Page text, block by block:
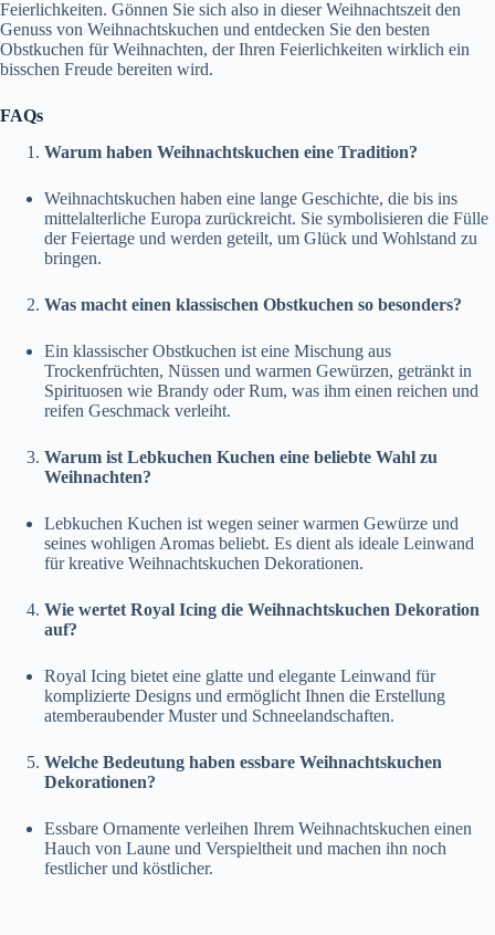
Feierlichkeiten. Gönnen Sie sich also in dieser Weihnachtszeit den
Genuss von Weihnachtskuchen und entdecken Sie den besten
Obstkuchen für Weihnachten, der Ihren Feierlichkeiten wirklich ein
bisschen Freude bereiten wird.
FAQs
Warum haben Weihnachtskuchen eine Tradition?
Weihnachtskuchen haben eine lange Geschichte, die bis ins
mittelalterliche Europa zurückreicht. Sie symbolisieren die Fülle
der Feiertage und werden geteilt, um Glück und Wohlstand zu
bringen.
Was macht einen klassischen Obstkuchen so besonders?
Ein klassischer Obstkuchen ist eine Mischung aus
Trockenfrüchten, Nüssen und warmen Gewürzen, getränkt in
Spirituosen wie Brandy oder Rum, was ihm einen reichen und
reifen Geschmack verleiht.
Warum ist Lebkuchen Kuchen eine beliebte Wahl zu
Weihnachten?
Lebkuchen Kuchen ist wegen seiner warmen Gewürze und
seines wohligen Aromas beliebt. Es dient als ideale Leinwand
für kreative Weihnachtskuchen Dekorationen.
Wie wertet Royal Icing die Weihnachtskuchen Dekoration
auf?
Royal Icing bietet eine glatte und elegante Leinwand für
komplizierte Designs und ermöglicht Ihnen die Erstellung
atemberaubender Muster und Schneelandschaften.
Welche Bedeutung haben essbare Weihnachtskuchen
Dekorationen?
Essbare Ornamente verleihen Ihrem Weihnachtskuchen einen
Hauch von Laune und Verspieltheit und machen ihn noch
festlicher und köstlicher.